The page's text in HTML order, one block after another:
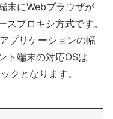
末にWebブラウザが
プロキシ方式です。
プリケーションの幅
ト端末の対応OSは
クとなります。